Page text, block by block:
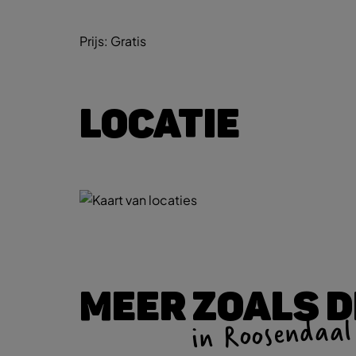
Prijs: Gratis
LOCATIE
MEER ZOALS
in Roosendaal